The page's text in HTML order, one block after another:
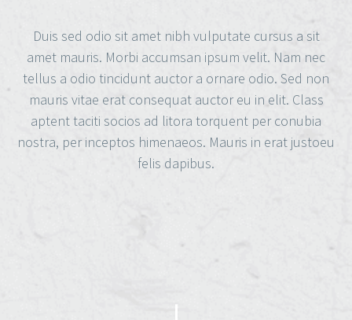
Duis sed odio sit amet nibh vulputate cursus a sit
amet mauris. Morbi accumsan ipsum velit. Nam nec
tellus a odio tincidunt auctor a ornare odio. Sed non
mauris vitae erat consequat auctor eu in elit. Class
aptent taciti socios ad litora torquent per conubia
nostra, per inceptos himenaeos. Mauris in erat justoeu
felis dapibus.